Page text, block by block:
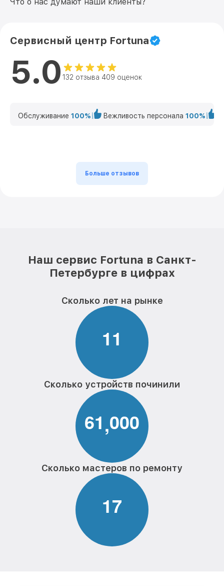
Сервисный центр Fortuna
5.0 132 отзыва 409 оценок
Обслуживание 100% Вежливость персонала 100%
Больше отзывов
Наш сервис Fortuna в Санкт-
Петербурге в цифрах
Сколько лет на рынке
11
Сколько устройств починили
61,000
Сколько мастеров по ремонту
17